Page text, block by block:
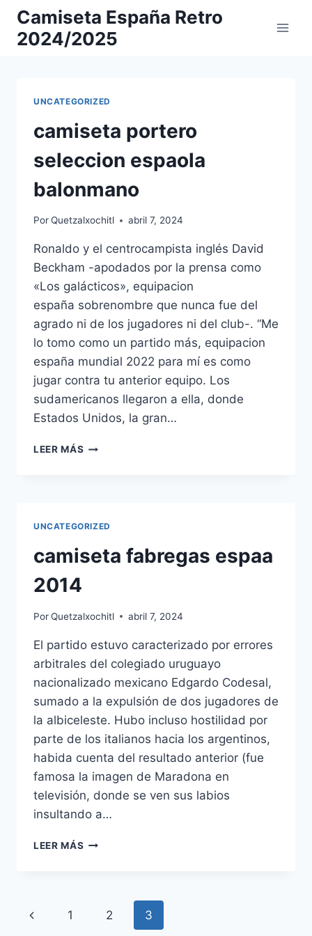
Saltar
contenido
Camiseta España Retro
2024/2025
UNCATEGORIZED
camiseta portero
seleccion espaola
balonmano
PorQuetzalxochitl abril 7, 2024
Ronaldo y el centrocampista inglés David
Beckham -apodados por la prensa como
«Los galácticos», equipacion
españa sobrenombre que nunca fue del
agrado ni de los jugadores ni del club-. “Me
lo tomo como un partido más, equipacion
españa mundial 2022 para mí es como
jugar contra tu anterior equipo. Los
sudamericanos llegaron a ella, donde
Estados Unidos, la gran…
LEER MÁS CAMISETA
UNCATEGORIZED
camiseta fabregas espaa
2014
PorQuetzalxochitl abril 7, 2024
El partido estuvo caracterizado por errores
arbitrales del colegiado uruguayo
nacionalizado mexicano Edgardo Codesal,
sumado a la expulsión de dos jugadores de
la albiceleste. Hubo incluso hostilidad por
parte de los italianos hacia los argentinos,
habida cuenta del resultado anterior (fue
famosa la imagen de Maradona en
televisión, donde se ven sus labios
insultando a…
LEER MÁS CAMISETA
Navegación
Página
1 2 3